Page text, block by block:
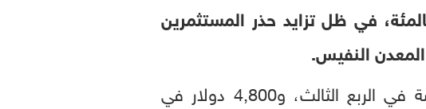
"دويتشه بنك" توقعاته لأسعار الذهب بنسبة تصل إلى 22 بالمئة، في ظل تزايد حذر المستثمرين
النفيس.
وبحسب التوقعات المعدلة، يستهدف البنك سعر 4,300 دولار للأونصة في الربع الثالث، و4,800 دولار في